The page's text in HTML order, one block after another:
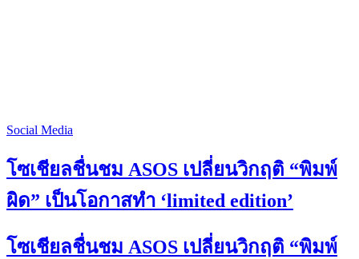
Social Media
โซเชียลชื่นชม ASOS เปลี่ยนวิกฤติ “พิมพ์
ผิด” เป็นโอกาสทำ ‘limited edition’
โซเชียลชื่นชม ASOS เปลี่ยนวิกฤติ “พิมพ์